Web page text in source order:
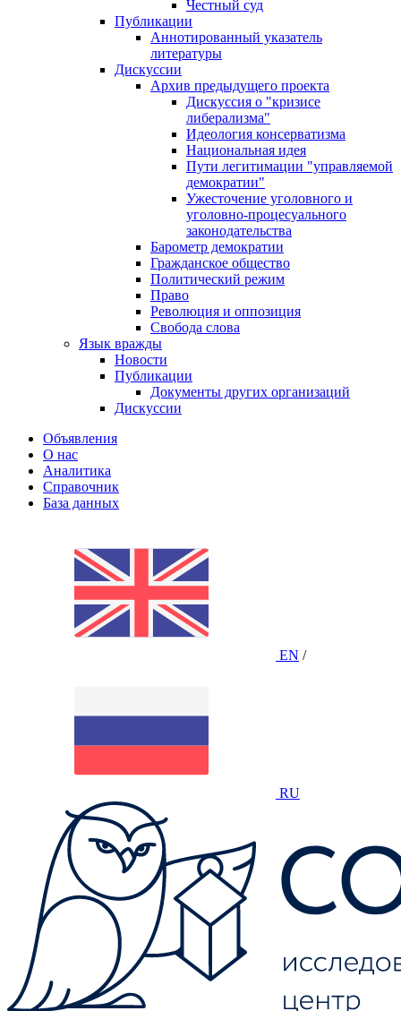
Честный суд
Публикации
Аннотированный указатель
литературы
Дискуссии
Архив предыдущего проекта
Дискуссия о "кризисе
либерализма"
Идеология консерватизма
Национальная идея
Пути легитимации "управляемой
демократии"
Ужесточение уголовного и
уголовно-процесуального
законодательства
Барометр демократии
Гражданское общество
Политический режим
Право
Революция и оппозиция
Свобода слова
Язык вражды
Новости
Публикации
Документы других организаций
Дискуссии
Объявления
О нас
Аналитика
Справочник
База данных
EN /
RU